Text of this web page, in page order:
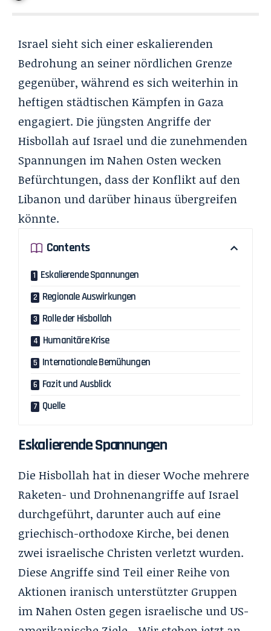
Israel sieht sich einer eskalierenden
Bedrohung an seiner nördlichen Grenze
gegenüber, während es sich weiterhin in
heftigen städtischen Kämpfen in Gaza
engagiert. Die jüngsten Angriffe der
Hisbollah auf Israel und die zunehmenden
Spannungen im Nahen Osten wecken
Befürchtungen, dass der Konflikt auf den
Libanon und darüber hinaus übergreifen
könnte.
Contents
Eskalierende Spannungen
Regionale Auswirkungen
Rolle der Hisbollah
Humanitäre Krise
Internationale Bemühungen
Fazit und Ausblick
Quelle
Eskalierende Spannungen
Die Hisbollah hat in dieser Woche mehrere
Raketen- und Drohnenangriffe auf Israel
durchgeführt, darunter auch auf eine
griechisch-orthodoxe Kirche, bei denen
zwei israelische Christen verletzt wurden.
Diese Angriffe sind Teil einer Reihe von
Aktionen iranisch unterstützter Gruppen
im Nahen Osten gegen israelische und US-